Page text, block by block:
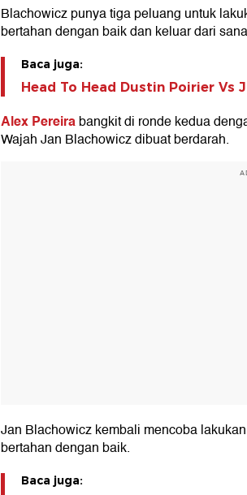
Blachowicz punya tiga peluang untuk
bertahan dengan baik dan keluar dari
Baca juga:
Head To Head Dustin Poirier Vs
Alex Pereirabangkit di ronde kedua
Wajah Jan Blachowicz dibuat berdarah.
Jan Blachowicz kembali mencoba
bertahan dengan baik.
Baca juga: